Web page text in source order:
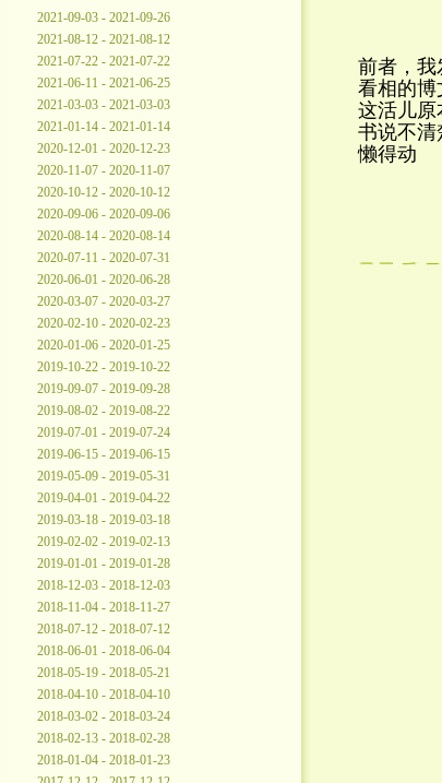
2021-09-03 - 2021-09-26
2021-08-12 - 2021-08-12
2021-07-22 - 2021-07-22
2021-06-11 - 2021-06-25
2021-03-03 - 2021-03-03
2021-01-14 - 2021-01-14
2020-12-01 - 2020-12-23
2020-11-07 - 2020-11-07
2020-10-12 - 2020-10-12
2020-09-06 - 2020-09-06
2020-08-14 - 2020-08-14
2020-07-11 - 2020-07-31
2020-06-01 - 2020-06-28
2020-03-07 - 2020-03-27
2020-02-10 - 2020-02-23
2020-01-06 - 2020-01-25
2019-10-22 - 2019-10-22
2019-09-07 - 2019-09-28
2019-08-02 - 2019-08-22
2019-07-01 - 2019-07-24
2019-06-15 - 2019-06-15
2019-05-09 - 2019-05-31
2019-04-01 - 2019-04-22
2019-03-18 - 2019-03-18
2019-02-02 - 2019-02-13
2019-01-01 - 2019-01-28
2018-12-03 - 2018-12-03
2018-11-04 - 2018-11-27
2018-07-12 - 2018-07-12
2018-06-01 - 2018-06-04
2018-05-19 - 2018-05-21
2018-04-10 - 2018-04-10
2018-03-02 - 2018-03-24
2018-02-13 - 2018-02-28
2018-01-04 - 2018-01-23
前者，我
看相的博
这活儿原
书说不清
懒得动